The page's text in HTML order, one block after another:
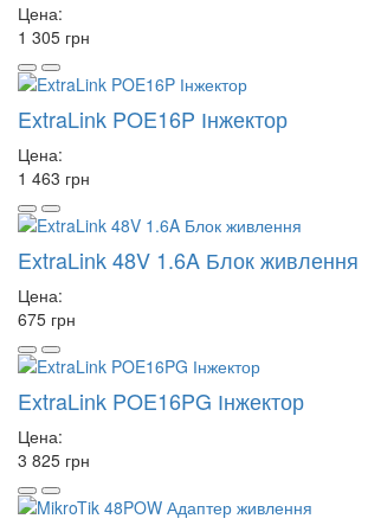
Цена:
1 305 грн
ExtraLink POE16P Інжектор
Цена:
1 463 грн
ExtraLink 48V 1.6A Блок живлення
Цена:
675 грн
ExtraLink POE16PG Інжектор
Цена:
3 825 грн